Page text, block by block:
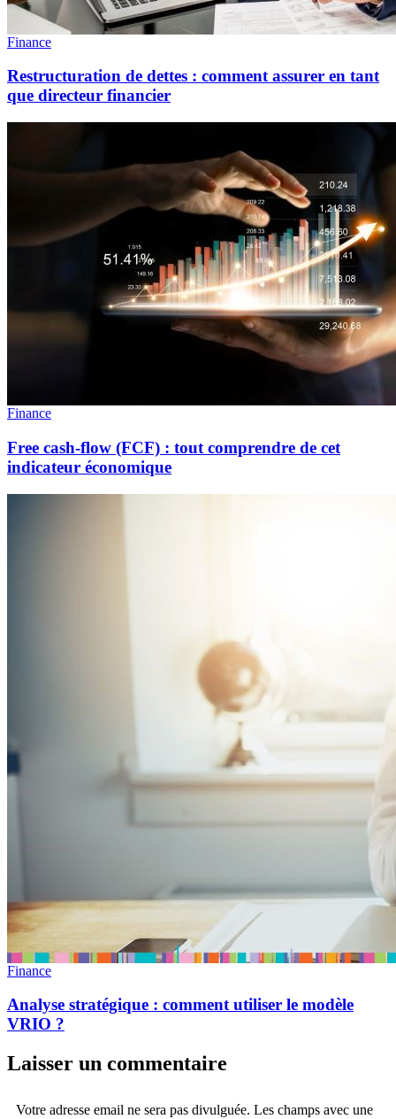
Finance
Restructuration de dettes : comment assurer en tant
que directeur financier
Finance
Free cash-flow (FCF) : tout comprendre de cet
indicateur économique
Finance
Analyse stratégique : comment utiliser le modèle
VRIO ?
Laisser un commentaire
Votre adresse email ne sera pas divulguée. Les champs avec une